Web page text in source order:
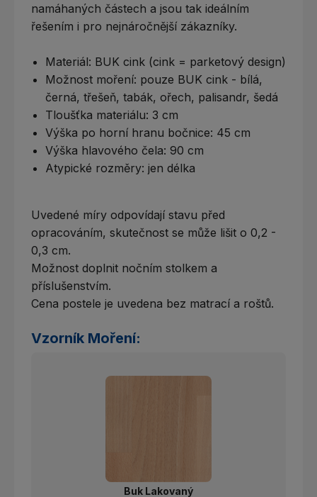
namáhaných částech a jsou tak ideálním
řešením i pro nejnáročnější zákazníky.
Materiál: BUK cink (cink = parketový design)
Možnost moření: pouze BUK cink - bílá,
černá, třešeň, tabák, ořech, palisandr, šedá
Tloušťka materiálu: 3 cm
Výška po horní hranu bočnice: 45 cm
Výška hlavového čela: 90 cm
Atypické rozměry: jen délka
Uvedené míry odpovídají stavu před
opracováním, skutečnost se může lišit o 0,2 -
0,3 cm.
Možnost doplnit nočním stolkem a
příslušenstvím.
Cena postele je uvedena bez matrací a roštů.
Vzorník Moření:
Buk Lakovaný